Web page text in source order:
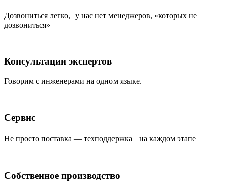
Дозвониться легко, у нас нет менеджеров, «которых не
дозвониться»
Консультации экспертов
Говорим с инженерами на одном языке.
Сервис
Не просто поставка — техподдержка на каждом этапе
Собственное производство